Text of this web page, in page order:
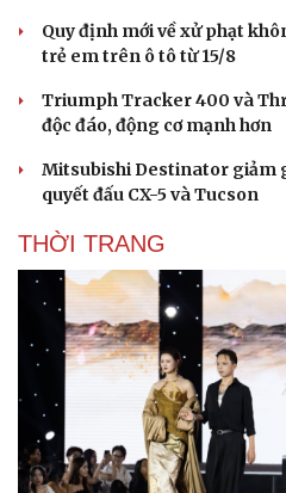
Doanh nghiệp
Thông tin doanh nghiệp
Doanh nghiệp 24h
Doanh nhân
Vì cộng đồng
Quy định mới về xử phạt
trẻ em trên ô tô từ 15/8
Triumph Tracker 400 và
độc đáo, động cơ mạnh hơn
Mitsubishi Destinator giảm
quyết đấu CX-5 và Tucson
THỜI TRANG